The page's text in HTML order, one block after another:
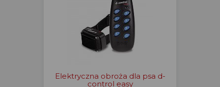
Elektryczna obroża dla psa d-
control easy